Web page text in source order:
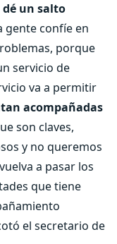
dé un salto
gente confíe en
porque
servicio de
va a permitir
acompañadas
son claves,
y no queremos
a pasar los
que tiene
el secretario de